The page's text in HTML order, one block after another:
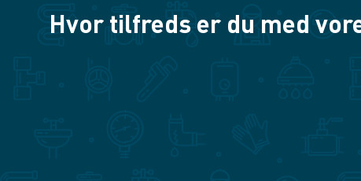
Hvor tilfreds er du med